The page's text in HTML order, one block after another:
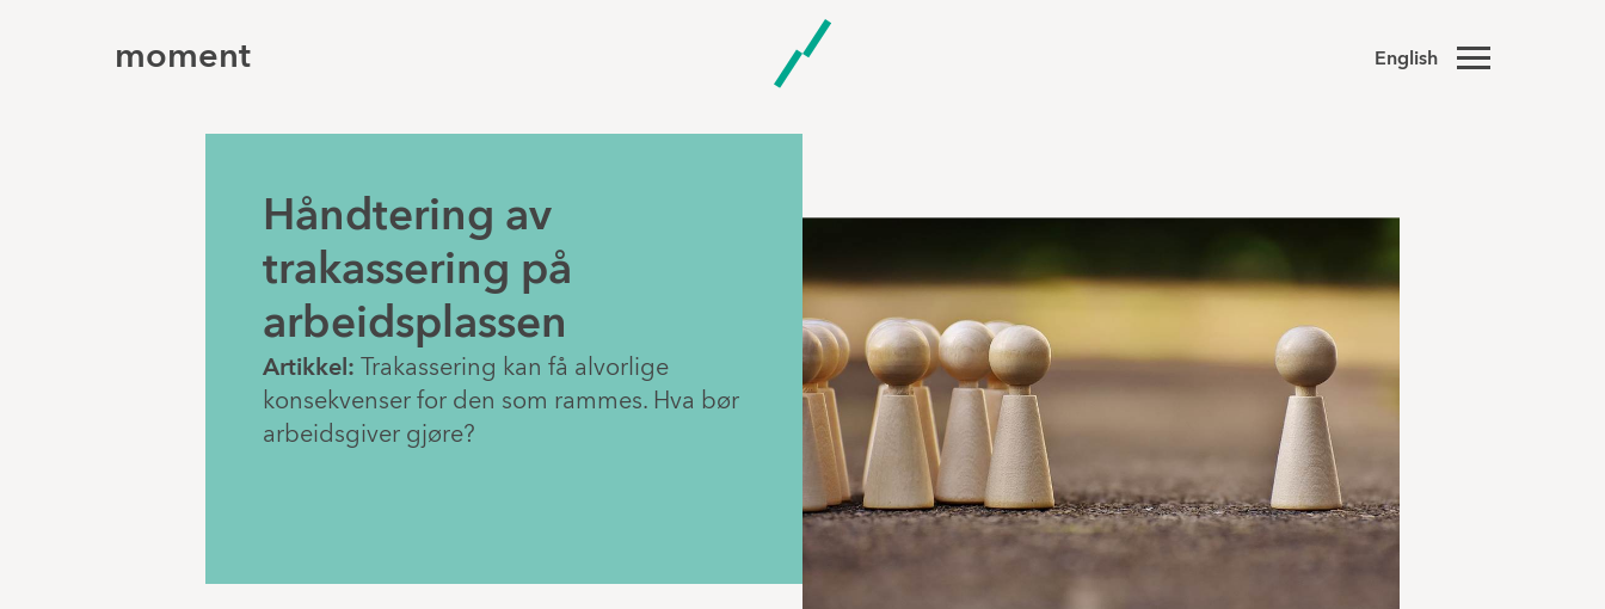
moment English
Håndtering av
trakassering på
arbeidsplassen
Artikkel: Trakassering kan få alvorlige
konsekvenser for den som rammes. Hva bør
arbeidsgiver gjøre?